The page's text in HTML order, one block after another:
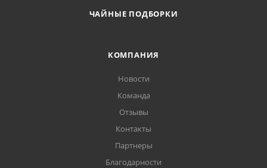
ЧАЙНЫЕ ПОДБОРКИ
КОМПАНИЯ
Новости
Команда
Отзывы
Контакты
Партнеры
Благодарности